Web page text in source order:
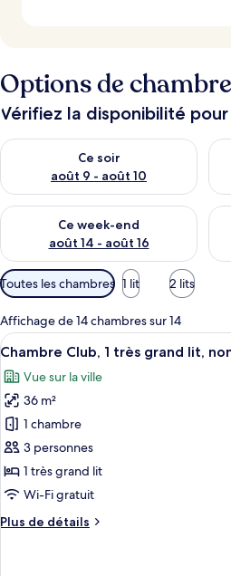
Options de chambre
Vérifiez la disponibilité
Ce soir
août 9 - août 10
Vérifier la disponibilité pour ce soir
Ce week-end
août 14 - août 16
Vérifier la disponibilité pour ce
Filtres
disponibles
pour
les
chambres
Toutes les chambres 1 lit 2 lits
Affichage de 14 chambres sur 14
Afficher
toutes
les
photos
pour
ce
type
de
chambre :
Chambre
8
Chambre Club, 1 très grand lit,
Vue sur la ville
36 m²
1 chambre
3 personnes
1 très grand lit
Wi-Fi gratuit
Plus de détails
Plus